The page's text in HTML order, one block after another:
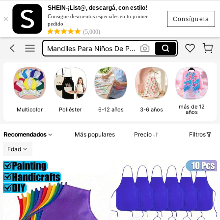
Consíguela
×
SHEIN-¡List@, descargá, con estilo!
Consigue descuentos especiales en tu primer
pedido
(5,000)
Bata Escolar Preescolar
Mandil Para Niños Preescolar
Delantales Para Niños
Bata Escolar Preescolar
Multicolor Poliéster 6-12 años 3-6 años más de 12
años
Recomendados Más populares Precio
Filtros
Edad